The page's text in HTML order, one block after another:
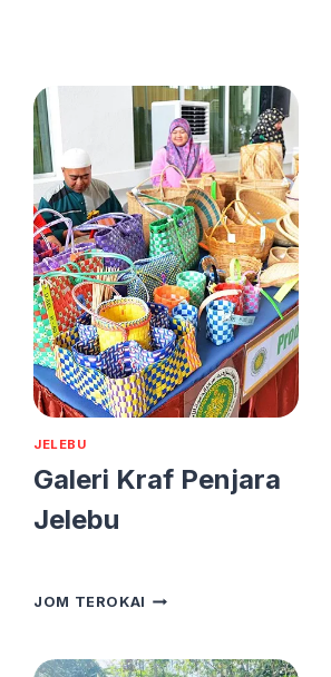
JELEBU
Galeri Kraf Penjara
Jelebu
JOM TEROKAI GALERI
JELEBU